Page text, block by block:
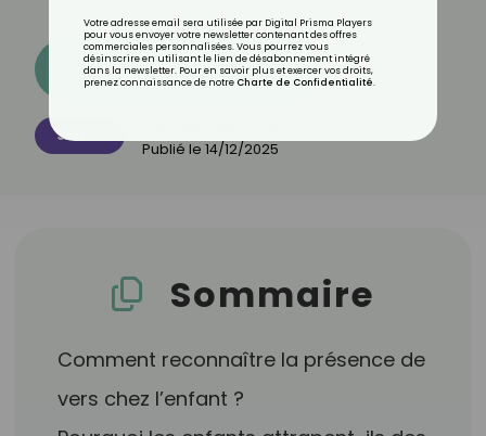
Découvrez les 11 menus CROQ
SANTÉ
Publié le 14/12/2025
Sommaire
Comment reconnaître la présence de
vers chez l’enfant ?
Votre adresse email sera utilisée par Digital Prisma Players
pour vous envoyer votre newsletter contenant des offres
commerciales personnalisées. Vous pourrez vous
désinscrire en utilisant le lien de désabonnement intégré
dans la newsletter. Pour en savoir plus et exercer vos droits,
prenez connaissance de notre Charte de Confidentialité.